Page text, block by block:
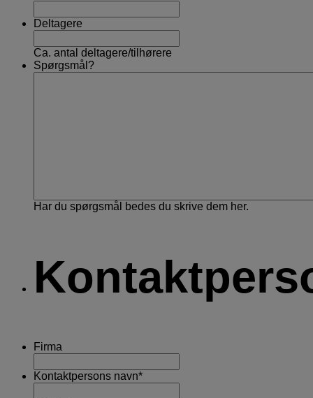
Deltagere
Ca. antal deltagere/tilhørere
Spørgsmål?
Har du spørgsmål bedes du skrive dem her.
Firma
Kontaktpersons navn*